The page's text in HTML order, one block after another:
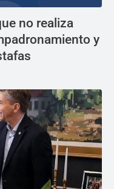
no realiza
y